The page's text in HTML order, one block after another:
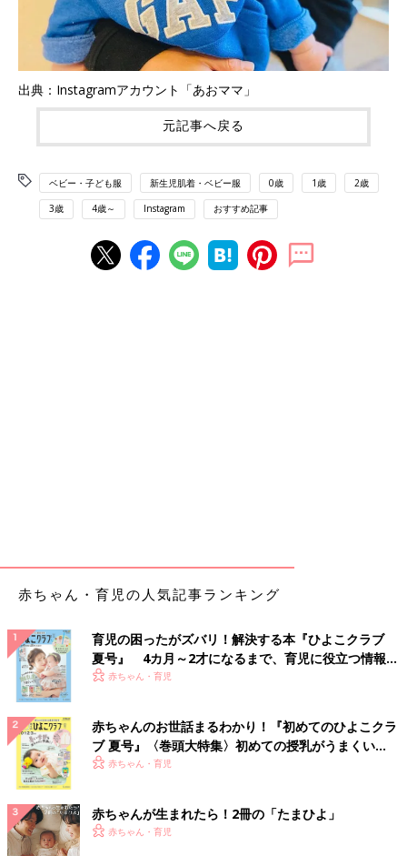
出典：Instagramアカウント「あおママ」
元記事へ戻る
ベビー・子ども服 新生児肌着・ベビー服 0歳 1歳 2歳
3歳 4歳～ Instagram おすすめ記事
赤ちゃん・育児の人気記事ランキング
育児の困ったがズバリ！解決する本『ひよこクラブ
夏号』 4カ月～2才になるまで、育児に役立つ情報が
いっぱい！
赤ちゃん・育児
赤ちゃんのお世話まるわかり！『初めてのひよこクラ
ブ 夏号』〈巻頭大特集〉初めての授乳がうまくい
く！ おっぱい・ミルクの基本と夏のトラブル 解決テ
赤ちゃん・育児
赤ちゃんが生まれたら！2冊の「たまひよ」
赤ちゃん・育児